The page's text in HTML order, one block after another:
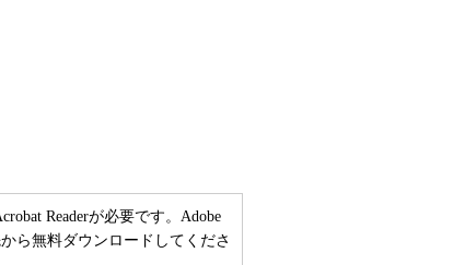
Readerが必要です。Adobe
ら無料ダウンロードしてくださ